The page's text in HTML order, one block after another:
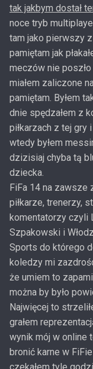
tak jakbym dostał
noce tryb
tam jako pierwszy
pamiętam jak
meczów nie
miałem zaliczone
pamiętam. Byłem
dnie spędzałem z
piłkarzach z tej gry
wtedy byłem
dzizisiaj chyba tą
dziecka.
FiFa 14 na zawsze
piłkarze, trenerzy,
komentatorzy czyli
Szpakowski i
Sports do którego
koledzy mi
że umiem to
można by było
Najwięcej to
grałem
wynik mój w online
bronić karne w